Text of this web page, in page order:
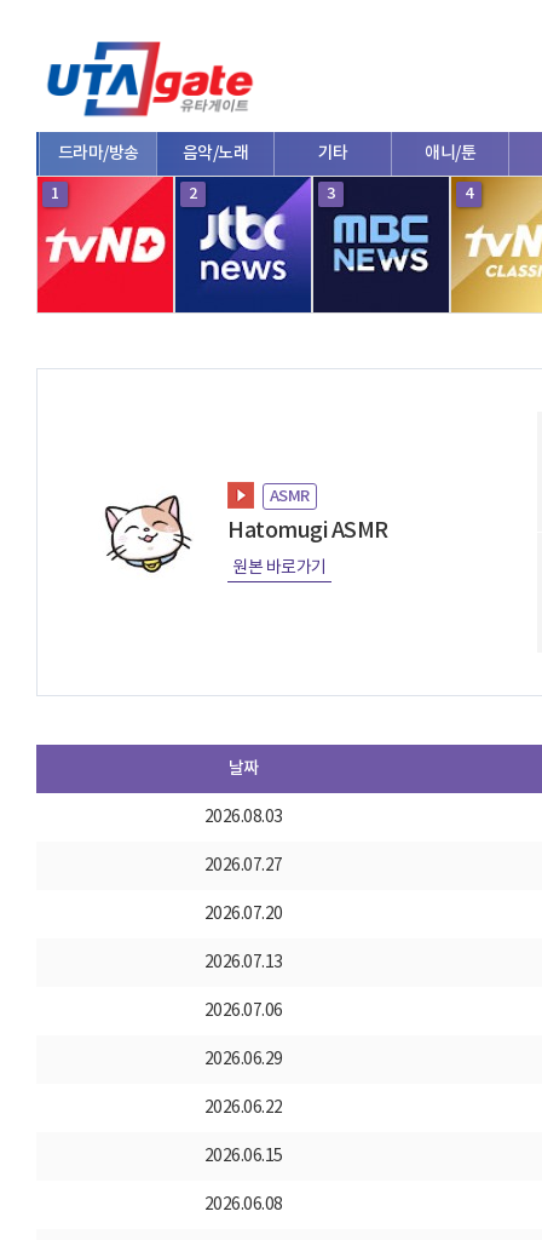
드라마/방송 음악/노래 기타 애니/툰
1 2 3 4
ASMR
Hatomugi ASMR
원본 바로가기
날짜
2026.08.03
2026.07.27
2026.07.20
2026.07.13
2026.07.06
2026.06.29
2026.06.22
2026.06.15
2026.06.08